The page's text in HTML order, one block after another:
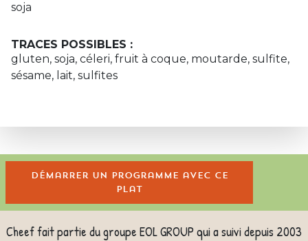
soja
TRACES POSSIBLES :
gluten, soja, céleri, fruit à coque, moutarde, sulfite,
sésame, lait, sulfites
Démarrer un programme avec ce
plat
Cheef fait partie du groupe EOL GROUP qui a suivi depuis 2003